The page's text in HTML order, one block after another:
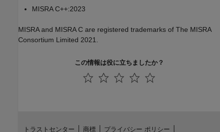
MISRA C++:2023
MISRA and MISRA C are registered trademarks of The MISRA
Consortium Limited 2021.
この情報は役に立ちましたか？
トラストセンター 商標 プライバシー ポリシー